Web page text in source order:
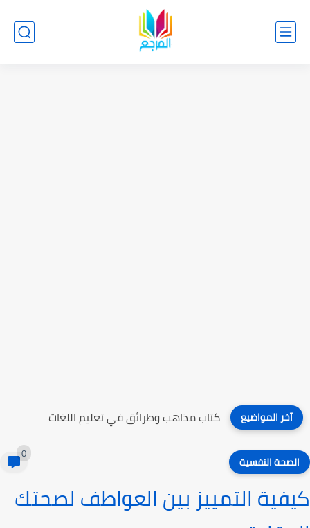
آخر المواضيع كتاب مذاهب وطرائق في تعليم اللغات
الصحة النفسية 0
كيفية التمييز بين العواطف لصحتك